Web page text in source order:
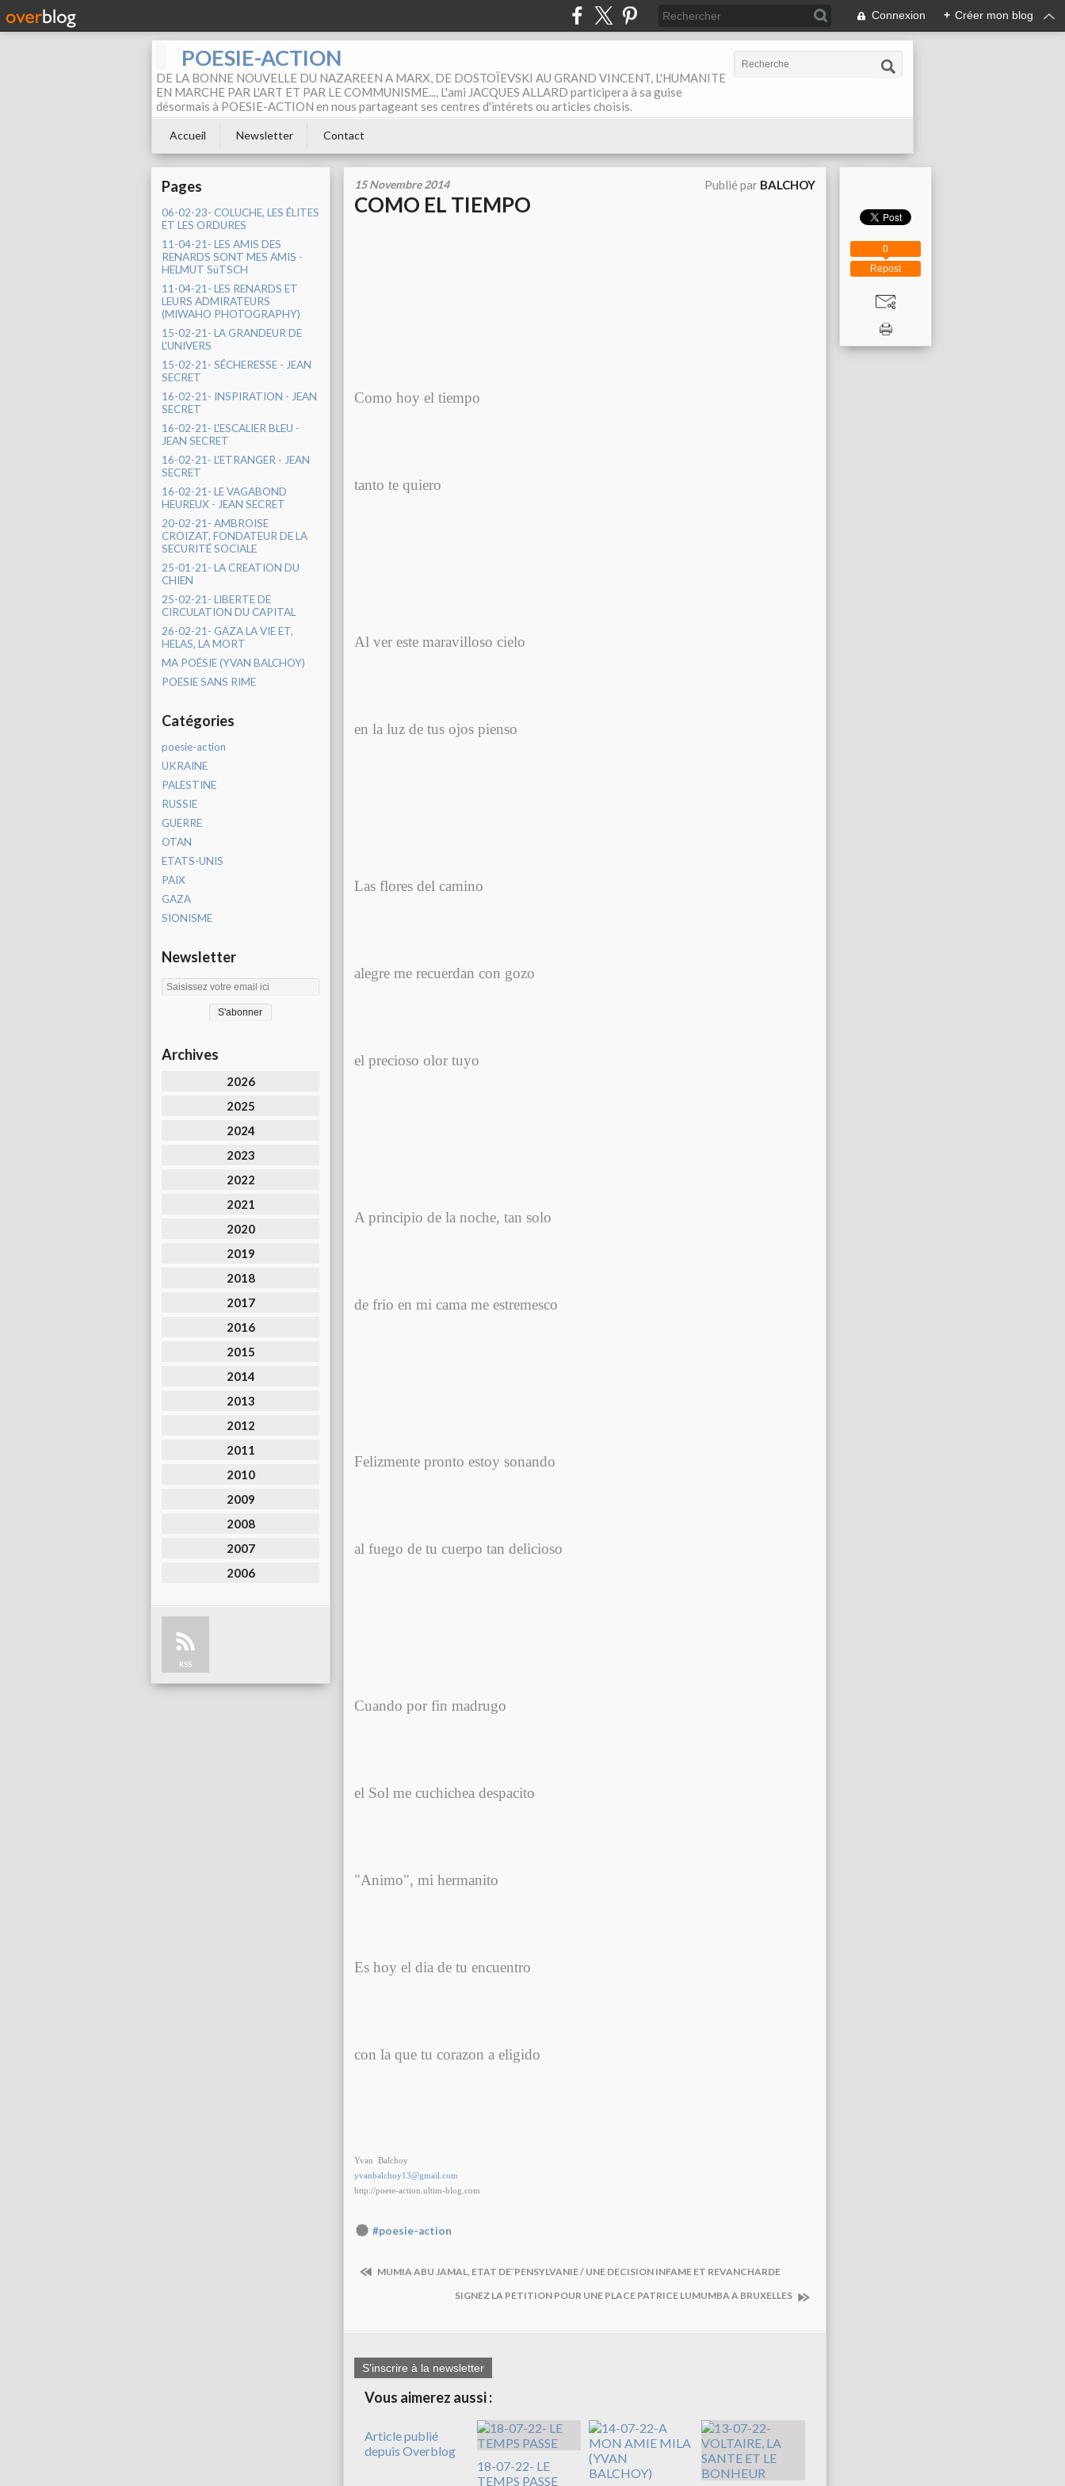
Connexion + Créer mon blog
POESIE-ACTION
DE LA BONNE NOUVELLE DU NAZAREEN A MARX, DE DOSTOÏEVSKI AU GRAND VINCENT, L'HUMANITE
EN MARCHE PAR L'ART ET PAR LE COMMUNISME..., L'ami JACQUES ALLARD participera à sa guise
désormais à POESIE-ACTION en nous partageant ses centres d'intérets ou articles choisis.
Accueil Newsletter Contact
Pages
06-02-23- COLUCHE, LES ÉLITES
ET LES ORDURES
11-04-21- LES AMIS DES
RENARDS SONT MES AMIS -
HELMUT SüTSCH
11-04-21- LES RENARDS ET
LEURS ADMIRATEURS
(MIWAHO PHOTOGRAPHY)
15-02-21- LA GRANDEUR DE
L'UNIVERS
15-02-21- SÉCHERESSE - JEAN
SECRET
16-02-21- INSPIRATION - JEAN
SECRET
16-02-21- L'ESCALIER BLEU -
JEAN SECRET
16-02-21- L'ETRANGER - JEAN
SECRET
16-02-21- LE VAGABOND
HEUREUX - JEAN SECRET
20-02-21- AMBROISE
CROIZAT, FONDATEUR DE LA
SECURITÉ SOCIALE
25-01-21- LA CREATION DU
CHIEN
25-02-21- LIBERTE DE
CIRCULATION DU CAPITAL
26-02-21- GAZA LA VIE ET,
HELAS, LA MORT
MA POÉSIE (YVAN BALCHOY)
POESIE SANS RIME
Catégories
poesie-action
UKRAINE
PALESTINE
RUSSIE
GUERRE
OTAN
ETATS-UNIS
PAIX
GAZA
SIONISME
Newsletter
Archives
2026
2025
2024
2023
2022
2021
2020
2019
2018
2017
2016
2015
2014
2013
2012
2011
2010
2009
2008
2007
2006
RSS
15 Novembre 2014 Publié par BALCHOY
COMO EL TIEMPO
Como hoy el tiempo
tanto te quiero
Al ver este maravilloso cielo
en la luz de tus ojos pienso
Las flores del camino
alegre me recuerdan con gozo
el precioso olor tuyo
A principio de la noche, tan solo
de frio en mi cama me estremesco
Felizmente pronto estoy sonando
al fuego de tu cuerpo tan delicioso
Cuando por fin madrugo
el Sol me cuchichea despacito
"Animo", mi hermanito
Es hoy el dia de tu encuentro
con la que tu corazon a eligido
Yvan Balchoy
yvanbalchoy13@gmail.com
http://poete-action.ultim-blog.com
#poesie-action
MUMIA ABU JAMAL, ETAT DE¨PENSYLVANIE / UNE DECISION INFAME ET REVANCHARDE
SIGNEZ LA PETITION POUR UNE PLACE PATRICE LUMUMBA A BRUXELLES
S'inscrire à la newsletter
Vous aimerez aussi :
Article publié
depuis Overblog
18-07-22- LE
TEMPS PASSE
Repost
0